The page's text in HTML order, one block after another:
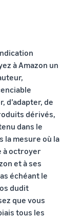
à Amazon un
d’adapter, de
dérivés,
dans le
la mesure où la
à octroyer
et à ses
échéant le
dudit
que vous
tous les